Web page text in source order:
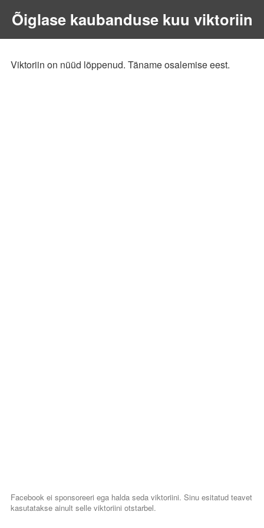
Õiglase kaubanduse kuu viktoriin
Viktoriin on nüüd lõppenud. Täname osalemise eest.
Facebook ei sponsoreeri ega halda seda viktoriini. Sinu esitatud teavet
kasutatakse ainult selle viktoriini otstarbel.